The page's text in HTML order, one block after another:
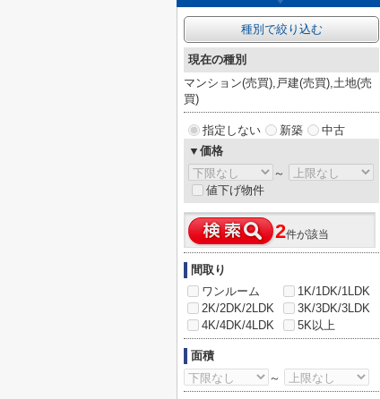
種別で絞り込む
現在の種別
マンション(売買),戸建(売買),土地(売
買)
指定しない 新築
中古
▼価格
～
値下げ物件
2件が該当
間取り
ワンルーム
1K/1DK/1LDK
2K/2DK/2LDK
3K/3DK/3LDK
4K/4DK/4LDK
5K以上
面積
～